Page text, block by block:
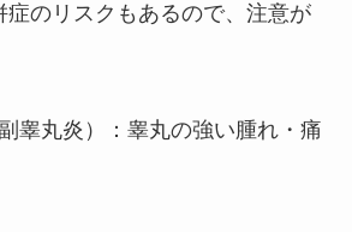
症のリスクもあるので、注意が
睾丸炎）：睾丸の強い腫れ・痛